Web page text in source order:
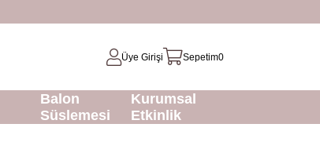
Üye Girişi Sepetim0
Balon
Süslemesi
Kurumsal
Etkinlik